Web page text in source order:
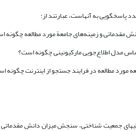
به آنهاست، عبارتند از:
جمعیت شناختی، سنجش میزان دانش مقدماتی